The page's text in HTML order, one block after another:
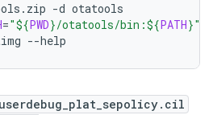
-d otatools
="${PWD}/otatools/bin:${PATH}"
--help
userdebug_plat_sepolicy.cil